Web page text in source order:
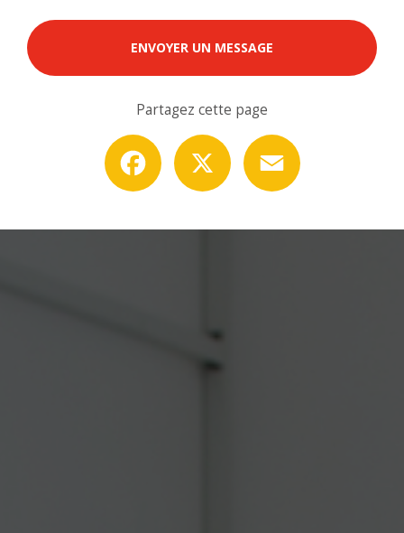
ENVOYER UN MESSAGE
Partagez cette page
Facebook